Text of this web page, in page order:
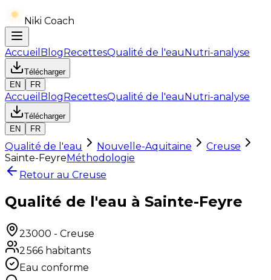
Niki Coach
Accueil BlogRecettesQualité de l'eauNutri-analyse
Télécharger
EN
FR
Accueil BlogRecettesQualité de l'eauNutri-analyse
Télécharger
EN
FR
Qualité de l'eau Nouvelle-Aquitaine
Creuse
Sainte-FeyreMéthodologie
Retour au Creuse
Qualité de l'eau à Sainte-Feyre
23000 - Creuse
2 566 habitants
Eau conforme